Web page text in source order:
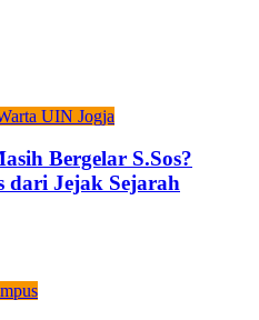
UIN Jogja
Bergelar S.Sos?
dari Jejak Sejarah